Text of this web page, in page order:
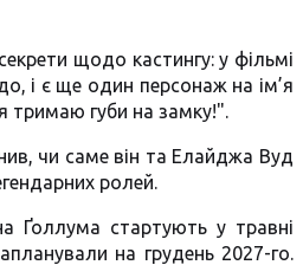
щодо кастингу: у фільмі
і є ще один персонаж на ім’я
тримаю губи на замку!".
чи саме він та Елайджа Вуд
ролей.
Ґоллума стартують у травні
на грудень 2027-го.